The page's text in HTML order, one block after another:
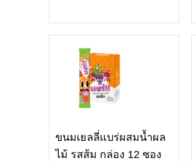
ขนมเยลลี่แบร่ผสมน้ำผล
ไม้ รสส้ม กล่อง 12 ซอง